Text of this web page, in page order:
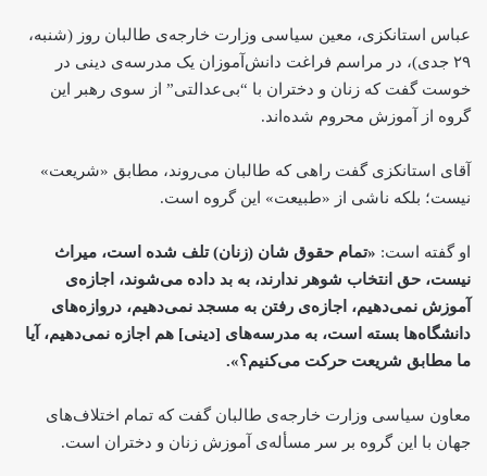
عباس استانکزی، معین سیاسی وزارت خارجه‌ی طالبان روز (شنبه،
۲۹ جدی)، در مراسم فراغت دانش‌آموزان یک مدرسه‌ی دینی در
خوست گفت که زنان و دختران با “بی‌عدالتی” از سوی رهبر این
گروه از آموزش محروم شده‌اند.
آقای استانکزی گفت راهی که طالبان می‌روند، مطابق «شریعت»
نیست؛ بلکه ناشی از «طبیعت» این گروه است.
او گفته است: «تمام حقوق شان (زنان) تلف شده است، میراث
نیست، حق انتخاب شوهر ندارند، به بد داده می‌شوند، اجازه‌ی
آموزش نمی‌دهیم، اجازه‌ی رفتن به مسجد نمی‌دهیم، دروازه‌های
دانشگاه‌ها بسته است، به مدرسه‌های [دینی] هم اجازه نمی‌دهیم، آیا
ما مطابق شریعت حرکت می‌کنیم؟».
معاون سیاسی وزارت خارجه‌ی طالبان گفت که تمام اختلاف‌های
جهان با این گروه بر سر مسأله‌ی آموزش زنان و دختران است.